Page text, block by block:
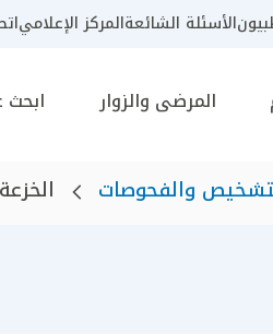
الأسئلة الشائعةالمركز الإعلامي
المرضى والزوار
والفحوصات